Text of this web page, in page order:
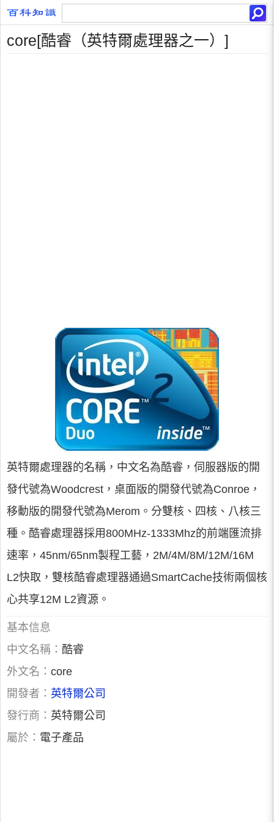
core[酷睿（英特爾處理器之一）]
英特爾處理器的名稱，中文名為酷睿，伺服器版的開
發代號為Woodcrest，桌面版的開發代號為Conroe，
移動版的開發代號為Merom。分雙核、四核、八核三
種。酷睿處理器採用800MHz-1333Mhz的前端匯流排
速率，45nm/65nm製程工藝，2M/4M/8M/12M/16M
L2快取，雙核酷睿處理器通過SmartCache技術兩個核
心共享12M L2資源。
基本信息
中文名稱： 酷睿
外文名： core
開發者： 英特爾公司
發行商： 英特爾公司
屬於： 電子產品